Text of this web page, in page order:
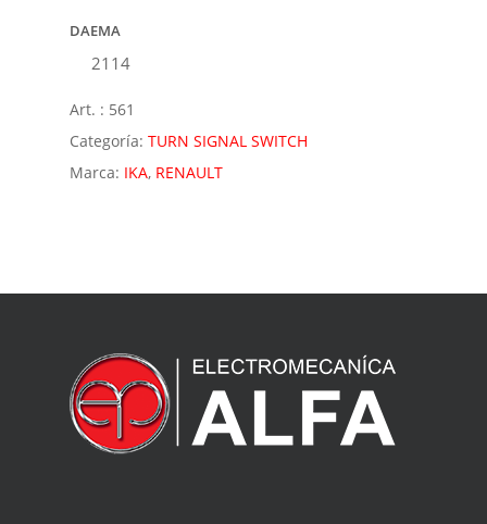
DAEMA
2114
Art. : 561
Categoría: TURN SIGNAL SWITCH
Marca: IKA, RENAULT